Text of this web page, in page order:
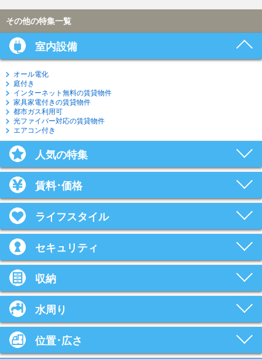
その他の特集一覧
室内設備
オール電化
庭付き
インターネット無料の賃貸物件
家具家電付きの賃貸物件
都市ガス利用可
光ファイバー対応の賃貸物件
エアコン付き
人気の特集
賃料･価格
ライフスタイル
セキュリティ
収納
水周り
位置･広さ